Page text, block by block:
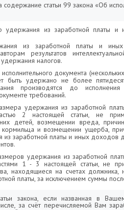
статьи 99 закона «Об
удержания из заработной платы
из заработной платы и
результатов
налогов.
документа
быть удержано не более
производятся до
требований.
удержания из заработной
2 настоящей статьи, не
детей, возмещении вреда,
и возмещении ущерба,
из заработной платы и иных доходов
удержания из заработной
1 - 3 настоящей статьи, не
находящиеся на счетах должника,
платы, за исключением суммы
закона, если названная в
за счёт перечисляемой Вам